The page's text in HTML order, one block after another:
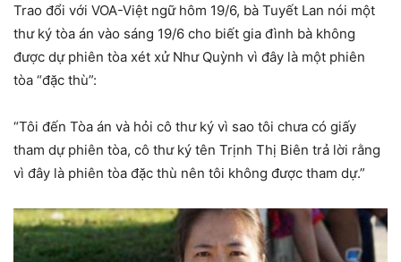
Trao đổi với VOA-Việt ngữ hôm 19/6, bà Tuyết Lan nói một
thư ký tòa án vào sáng 19/6 cho biết gia đình bà không
được dự phiên tòa xét xử Như Quỳnh vì đây là một phiên
tòa “đặc thù”:
“Tôi đến Tòa án và hỏi cô thư ký vì sao tôi chưa có giấy
tham dự phiên tòa, cô thư ký tên Trịnh Thị Biên trả lời rằng
vì đây là phiên tòa đặc thù nên tôi không được tham dự.”